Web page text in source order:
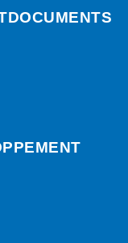
DOCUMENTS